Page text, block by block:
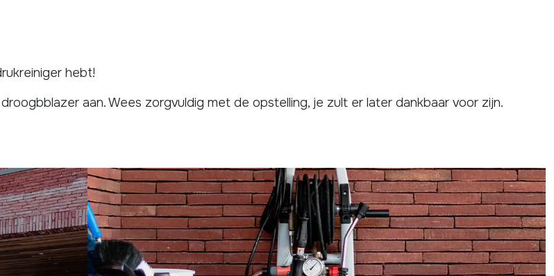
hebt!
aan. Wees zorgvuldig met de opstelling, je zult er later dankbaar voor zijn.